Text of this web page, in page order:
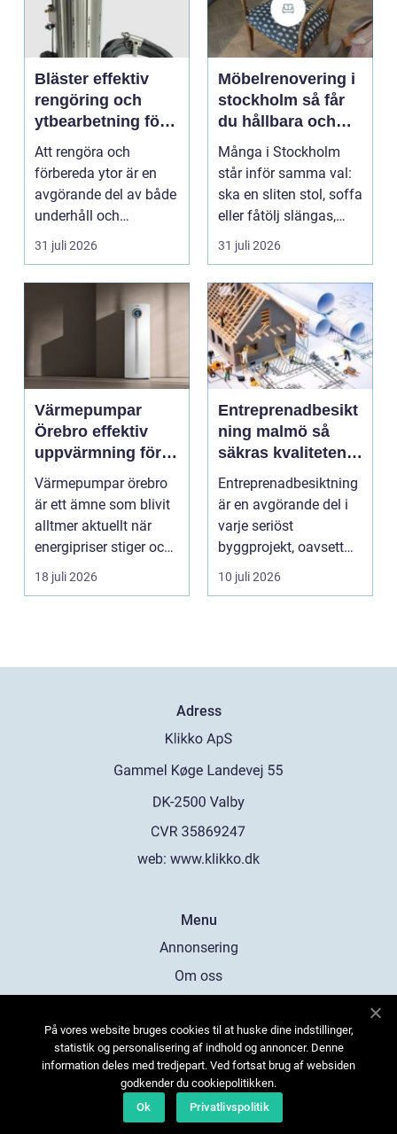
Bläster effektiv
rengöring och
ytbearbetning för
proffs och
hantverkare
Att rengöra och
förbereda ytor är en
avgörande del av både
underhåll och
renovering. Färg, rost,
smu...
31 juli 2026
Möbelrenovering i
stockholm så får
du hållbara och
vackra möbler
Många i Stockholm
står inför samma val:
ska en sliten stol, soffa
eller fåtölj slängas,
säljas billi...
31 juli 2026
Värmepumpar
Örebro effektiv
uppvärmning för
hus och
fastigheter
Värmepumpar örebro
är ett ämne som blivit
alltmer aktuellt när
energipriser stiger och
fler vill sän...
18 juli 2026
Entreprenadbesikt
ning malmö så
säkras kvaliteten i
byggprojekt
Entreprenadbesiktning
är en avgörande del i
varje seriöst
byggprojekt, oavsett
om det handlar om en
10 juli 2026
Adress
web: www.klikko.dk
Menu
Annonsering
Om oss
Kontakta oss
Sitemap
På vores website bruges cookies til at huske dine indstillinger,
statistik og personalisering af indhold og annoncer. Denne
information deles med tredjepart. Ved fortsat brug af websiden
godkender du cookiepolitikken.
Ok
Privatlivspolitik